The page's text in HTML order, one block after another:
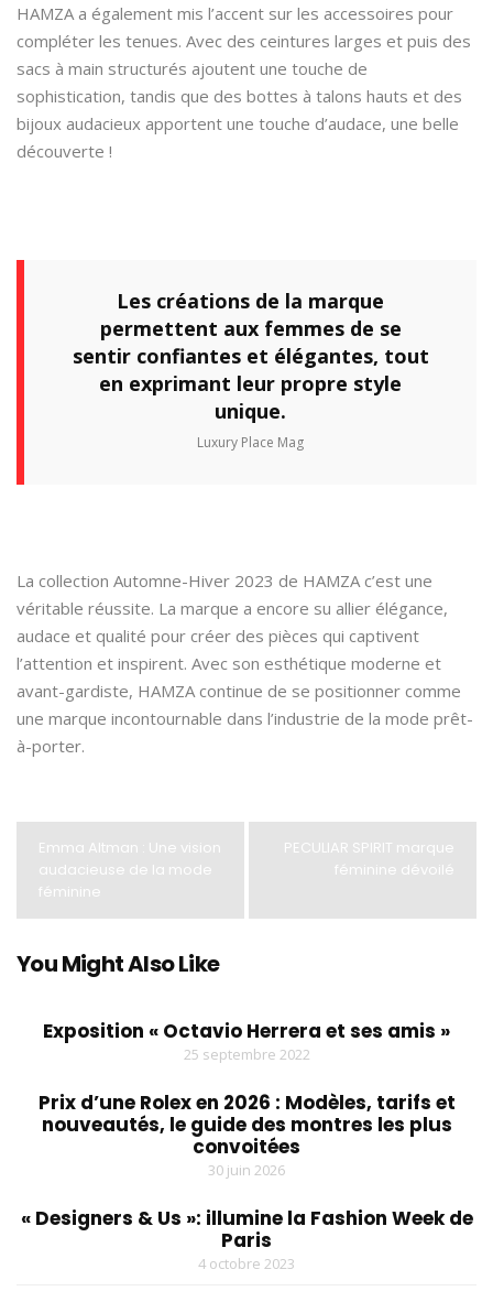
HAMZA a également mis l’accent sur les accessoires pour
compléter les tenues. Avec des ceintures larges et puis des
sacs à main structurés ajoutent une touche de
sophistication, tandis que des bottes à talons hauts et des
bijoux audacieux apportent une touche d’audace, une belle
découverte !
Les créations de la marque
permettent aux femmes de se
sentir confiantes et élégantes, tout
en exprimant leur propre style
unique.
Luxury Place Mag
La collection Automne-Hiver 2023 de HAMZA c’est une
véritable réussite. La marque a encore su allier élégance,
audace et qualité pour créer des pièces qui captivent
l’attention et inspirent. Avec son esthétique moderne et
avant-gardiste, HAMZA continue de se positionner comme
une marque incontournable dans l’industrie de la mode prêt-
à-porter.
Emma Altman : Une vision
audacieuse de la mode
féminine
PECULIAR SPIRIT marque
féminine dévoilé
You Might Also Like
Exposition « Octavio Herrera et ses amis »
25 septembre 2022
Prix d’une Rolex en 2026 : Modèles, tarifs et
nouveautés, le guide des montres les plus
convoitées
30 juin 2026
« Designers & Us »: illumine la Fashion Week de
Paris
4 octobre 2023